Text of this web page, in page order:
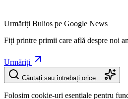
Urmăriți Bulios pe Google News
Fiți printre primii care află despre noi
Urmăriți
Căutați sau întrebați orice…
Folosim cookie-uri esențiale pentru